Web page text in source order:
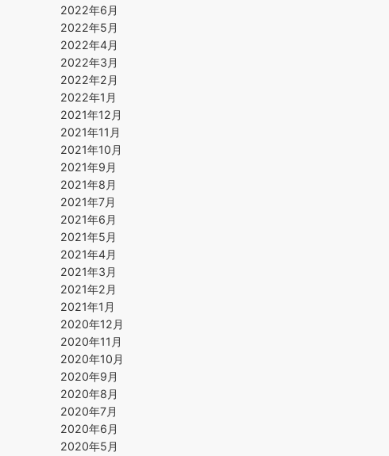
2022年6月
2022年5月
2022年4月
2022年3月
2022年2月
2022年1月
2021年12月
2021年11月
2021年10月
2021年9月
2021年8月
2021年7月
2021年6月
2021年5月
2021年4月
2021年3月
2021年2月
2021年1月
2020年12月
2020年11月
2020年10月
2020年9月
2020年8月
2020年7月
2020年6月
2020年5月